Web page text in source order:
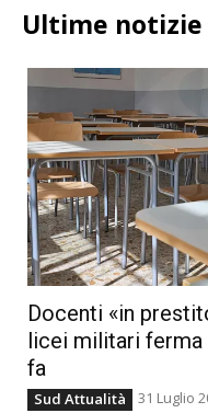
Ultime notizie
Docenti «in
licei militari ferma
fa
Sud Attualità 31 Luglio